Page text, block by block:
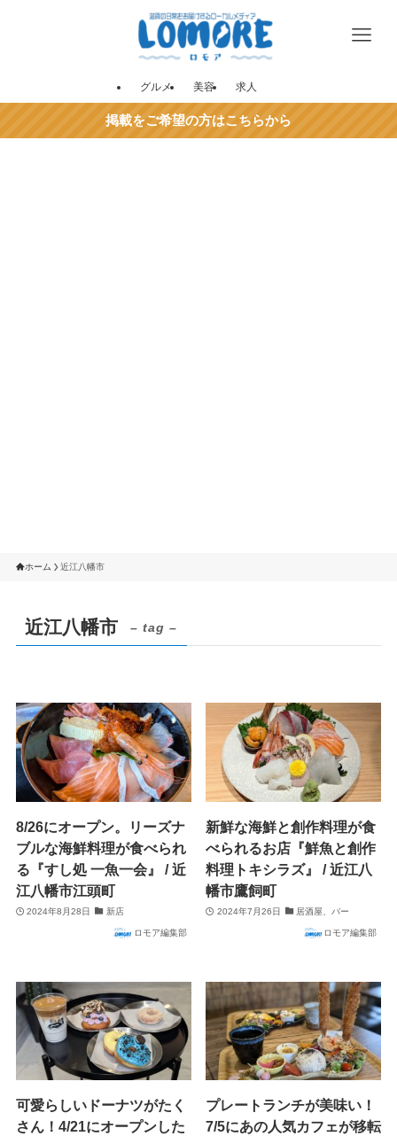
グルメ 美容 求人
掲載をご希望の方はこちらから
ホーム 近江八幡市
近江八幡市 – tag –
8/26にオープン。リーズナ
ブルな海鮮料理が食べられ
る『すし処 一魚一会』 / 近
江八幡市江頭町
2024年8月28日 新店
ロモア編集部
新鮮な海鮮と創作料理が食
べられるお店『鮮魚と創作
料理トキシラズ』 / 近江八
幡市鷹飼町
2024年7月26日 居酒屋、バー
ロモア編集部
可愛らしいドーナツがたく
さん！4/21にオープンした
プレートランチが美味い！
7/5にあの人気カフェが移転